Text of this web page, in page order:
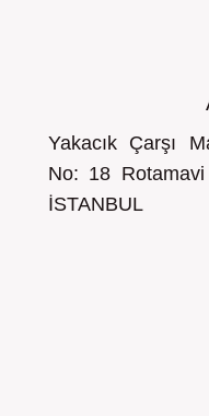
Yakacık Çarşı
No: 18
İSTANBUL